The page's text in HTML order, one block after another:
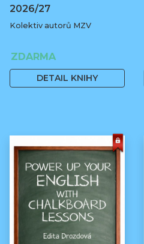
2026/27
Kolektiv autorů MZV
ZDARMA
DETAIL KNIHY